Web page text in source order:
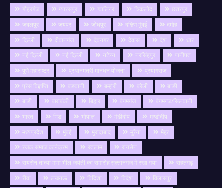
गौहरगंज
ग्यारसपुर ग्वालियर चिकलोद
छतरपुर
जबलपुर
जयपुर जोधपुर दक्षिण मुंबई
दमोह
दिल्ली
दीवानगंज देवनगर देवास देश
धार
नई दिल्ली
नई दिल्ली नटेरन नरसिंहपुर
पानीपत
पुणे महाराष्ट्र
प्रधानमंत्री मानधन योजना
प्रयागराज
प्रेस विज्ञप्ति
बङवानी बम्होरी बरेली
बाङी
बाडी
बाराबंकी बिहार बेगमगंज
बेगमगंज/सिलवानी
भारत
भिंड भोपाल मंडीदीप
मण्डीदीप
मध्यप्रदेश
मुंबई मुरादाबाद मुरैना
मैहर
रजक समाज कार्यक्रम
रतलाम
रायसेन
रायसेन तात्या मामा भील जयंती का समारोह सुल्तानगंज में रखा गया
राहतगढ़
रीवा
लखनऊ विदिशा विदेश
विलासपुर